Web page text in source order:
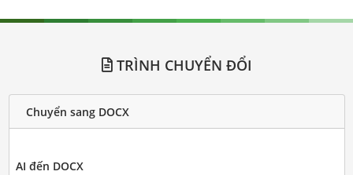
TRÌNH CHUYỂN ĐỔI
Chuyển sang DOCX
AI đến DOCX